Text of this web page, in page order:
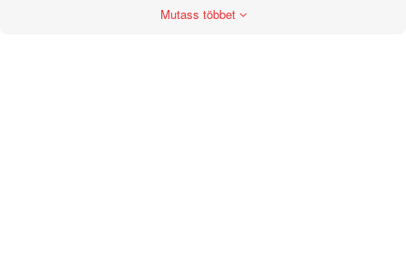
Mutass többet